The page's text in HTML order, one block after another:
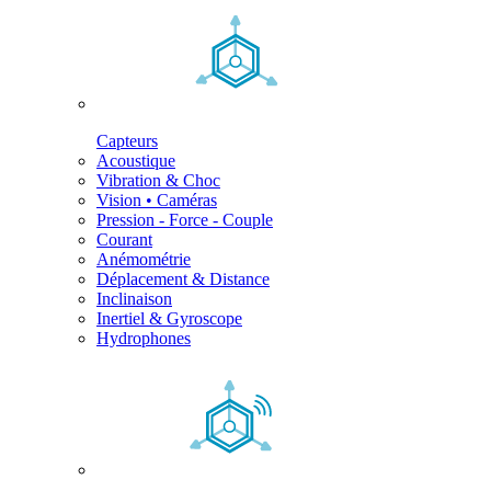
Capteurs
Acoustique
Vibration & Choc
Vision • Caméras
Pression - Force - Couple
Courant
Anémométrie
Déplacement & Distance
Inclinaison
Inertiel & Gyroscope
Hydrophones